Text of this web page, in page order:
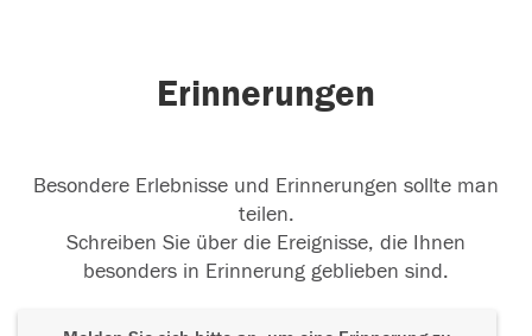
Erinnerungen
Besondere Erlebnisse und Erinnerungen sollte man
teilen.
Schreiben Sie über die Ereignisse, die Ihnen
besonders in Erinnerung geblieben sind.